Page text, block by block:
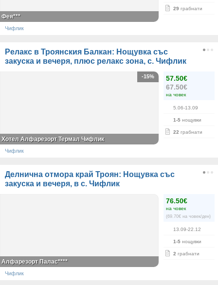
29 грабнати
Фея***
Чифлик
Релакс в Троянския Балкан: Нощувка със
закуска и вечеря, плюс релакс зона, с. Чифлик
57.50€
67.50€
на човек
5.06-13.09
1-5 нощувки
22 грабнати
-15%
Хотел Алфарезорт Термал Чифлик
Чифлик
Делнична отмора край Троян: Нощувка със
закуска и вечеря, в с. Чифлик
76.50€
на човек
(69.70€ на човек/ден)
13.09-22.12
1-5 нощувки
2 грабнати
Алфарезорт Палас****
Чифлик